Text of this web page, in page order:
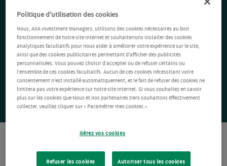
Politique d'utilisation des cookies
Nous, AXA Investment Managers, utilisons des cookies nécessaires au bon
fonctionnement de notre site Internet et souhaiterions installer des cookies
analytiques facultatifs pour nous aider à améliorer votre expérience sur le site,
ainsi que des cookies publicitaires permettant d’afficher des publicités
personnalisées. Vous pouvez choisir d’accepter ou de refuser certains ou
l’ensemble de ces cookies facultatifs. Aucun de ces cookies nécessitant votre
consentement n’est installé automatiquement, et le fait de refuser des cookies ne
limitera pas votre expérience sur notre site Internet. Si vous souhaitez en savoir
plus sur les cookies que Nous et nos partenaires tiers souhaitons effectivement
collecter, veuillez cliquer sur « Paramétrer mes cookies ».
Gérez vos cookies
Refuser les cookies Autoriser tous les cookies